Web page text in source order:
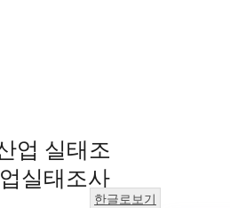
업 실태조
실태조사
한글로보기